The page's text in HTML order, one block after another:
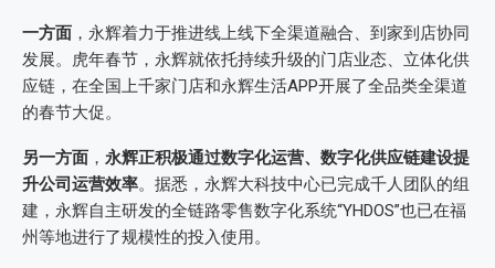
一方面 ，永辉着力于推进线上线下全渠道融合、到家到店协同
发展。虎年春节，永辉就依托持续升级的门店业态、立体化供
应链，在全国上千家门店和永辉生活APP开展了全品类全渠道
的春节大促。
另一方面 ， 永辉正积极通过数字化运营、数字化供应链建设提
升公司运营效率。据悉，永辉大科技中心已完成千人团队的组
建，永辉自主研发的全链路零售数字化系统“YHDOS”也已在福
州等地进行了规模性的投入使用。